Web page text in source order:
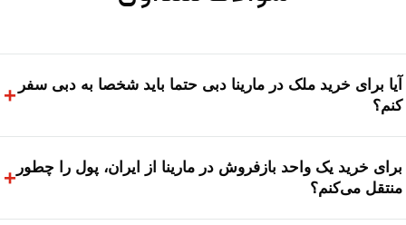
آیا برای خرید ملک در مارینا دبی حتما باید شخصا به دبی سفر
کنم؟
+
برای خرید یک واحد بازفروش در مارینا از ایران، پول را چطور
منتقل می‌کنم؟
+